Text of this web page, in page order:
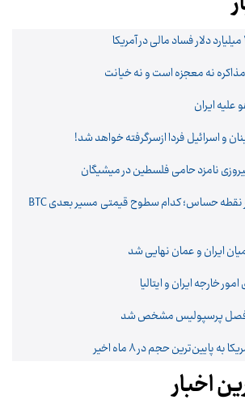
نه معجزه است و نه خیانت
علیه ایران
و اسرائیل فردا ازسرگرفته خواهد شد!
نامزد حامی فلسطین در میشیگان
قیمت بیت کوین در نقطه حساس؛ کدام سطوح قیمتی مسیر بعدی BTC
ایران و عمان نهایی شد
خارجه ایران و ایتالیا
فصل پرسپولیس مشخص شد
پایین‌ترین حجم در ۸ ماه اخیر
اخبار